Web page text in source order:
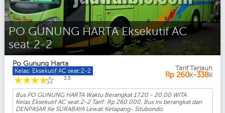
PO GUNUNG HARTA Eksekutif AC
seat:2-2
Po Gunung Harta
Kelas: Eksekutif AC seat:2-2
☆
☆
☆
☆
☆ 3.5
Tarif Terjauh
Rp 260K-338K
Bus PO GUNUNG HARTA Waktu Berangkat 17.20 - 20.00 WITA
Kelas:Eksekutif AC seat:2-2 Tarif: Rp 260.000. Bus ini berangkat dari
DENPASAR Ke SURABAYA Lewat:Ketapang- Situbondo.